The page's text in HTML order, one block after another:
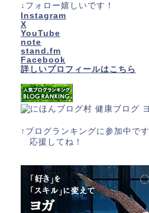
↓フォロー嬉しいです！
Instagram
X
YouTube
note
stand.fm
Facebook
詳しいプロフィールはこちら
↑ブログランキングに参加中です
応援してね！